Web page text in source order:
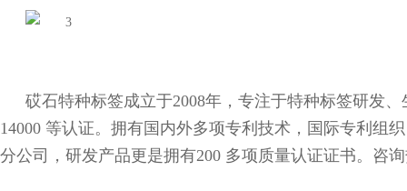
砹石特种标签成立于2008年，专注于特种标签研发
14000 等认证。拥有国内外多项专利技术，国际专利组织
分公司，研发产品更是拥有200 多项质量认证证书。咨